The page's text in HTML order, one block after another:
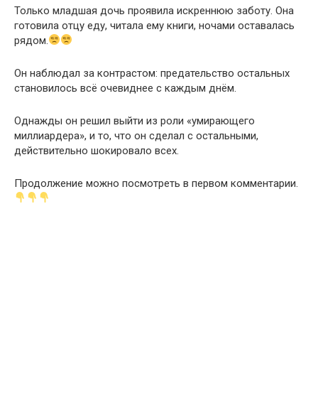
Только младшая дочь проявила искреннюю заботу. Она
готовила отцу еду, читала ему книги, ночами оставалась
рядом.
Он наблюдал за контрастом: предательство остальных
становилось всё очевиднее с каждым днём.
Однажды он решил выйти из роли «умирающего
миллиардера», и то, что он сделал с остальными,
действительно шокировало всех.
Продолжение можно посмотреть в первом комментарии.